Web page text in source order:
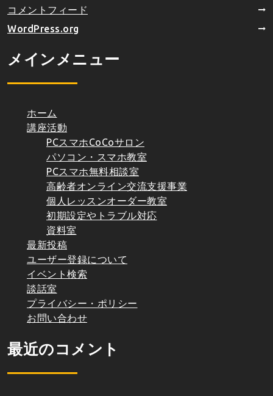
コメントフィード
WordPress.org
メインメニュー
ホーム
講座活動
PCスマホCoCoサロン
パソコン・スマホ教室
PCスマホ無料相談室
高齢者オンライン交流支援事業
個人レッスンオーダー教室
初期設定やトラブル対応
資料室
最新投稿
ユーザー登録について
イベント検索
談話室
プライバシー・ポリシー
お問い合わせ
最近のコメント